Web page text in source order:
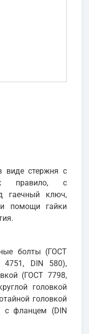
виде стержня с
правило, с
гаечный ключ,
помощи гайки
болты (ГОСТ
4751, DIN 580),
(ГОСТ 7798,
головкой
головкой
фланцем (DIN